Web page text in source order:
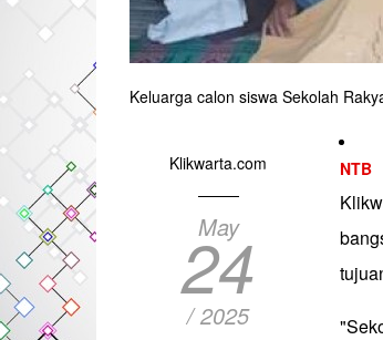
Keluarga calon siswa Sekolah
Klikwarta.com
May
24
/ 2025
NTB